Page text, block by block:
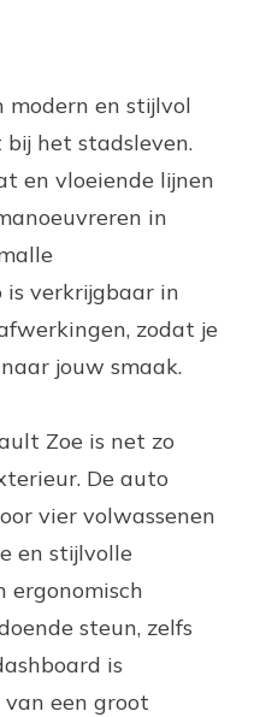
modern en stijlvol
het stadsleven.
en vloeiende lijnen
in
is verkrijgbaar in
zodat je
jouw smaak.
Zoe is net zo
De auto
vier volwassenen
en stijlvolle
ergonomisch
steun, zelfs
is
een groot